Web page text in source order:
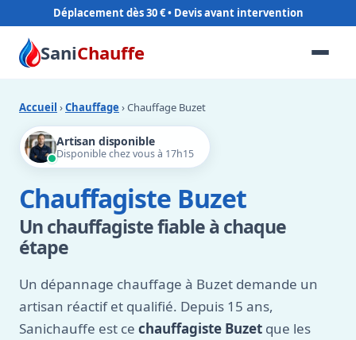
Déplacement dès 30 €
SaniChauffe
Accueil ›Chauffage › Chauffage Buzet
Artisan disponible
Disponible chez vous à 17h15
Chauffagiste Buzet
Un chauffagiste fiable à chaque
étape
Un dépannage chauffage à Buzet demande un
artisan réactif et qualifié. Depuis 15 ans,
Sanichauffe est ce chauffagiste Buzet que les